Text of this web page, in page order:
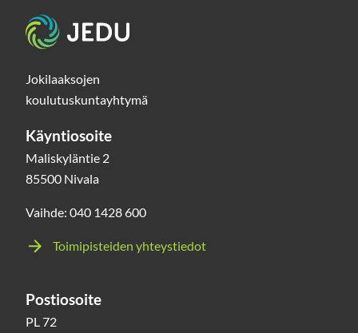
Etusivu
Jokilaaksojen
koulutuskuntayhtymä
Käyntiosoite
Maliskyläntie 2
85500 Nivala
Vaihde: 040 1428 600
Toimipisteiden yhteystiedot
Postiosoite
PL 72